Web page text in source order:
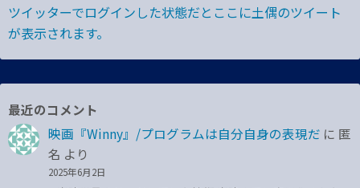
ツイッターでログインした状態だとここに土偶のツイート
が表示されます。
最近のコメント
映画『Winny』/プログラムは自分自身の表現だ に 匿
名 より
2025年6月2日